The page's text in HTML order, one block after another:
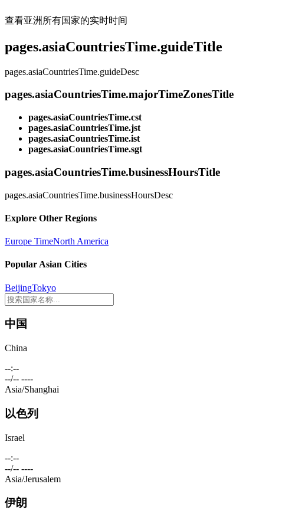
查看亚洲所有国家的实时时间
pages.asiaCountriesTime.guideTitle
pages.asiaCountriesTime.guideDesc
pages.asiaCountriesTime.majorTimeZonesTitle
pages.asiaCountriesTime.cst
pages.asiaCountriesTime.jst
pages.asiaCountriesTime.ist
pages.asiaCountriesTime.sgt
pages.asiaCountriesTime.businessHoursTitle
pages.asiaCountriesTime.businessHoursDesc
Explore Other Regions
Europe TimeNorth America
Popular Asian Cities
BeijingTokyo
中国
China
--:--
--/-- ----
Asia/Shanghai
以色列
Israel
--:--
--/-- ----
Asia/Jerusalem
伊朗